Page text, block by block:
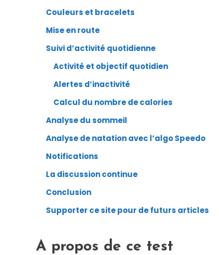
Couleurs et bracelets
Mise en route
Suivi d’activité quotidienne
Activité et objectif quotidien
Alertes d’inactivité
Calcul du nombre de calories
Analyse du sommeil
Analyse de natation avec l’algo Speedo
Notifications
La discussion continue
Conclusion
Supporter ce site pour de futurs articles
A propos de ce test